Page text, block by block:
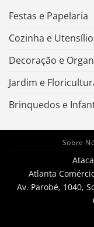
Festas e Papelaria
Cozinha e
Decoração e
Jardim e
Brinquedos e
Sobre
Atlanta
Av. Parobé, 1040,